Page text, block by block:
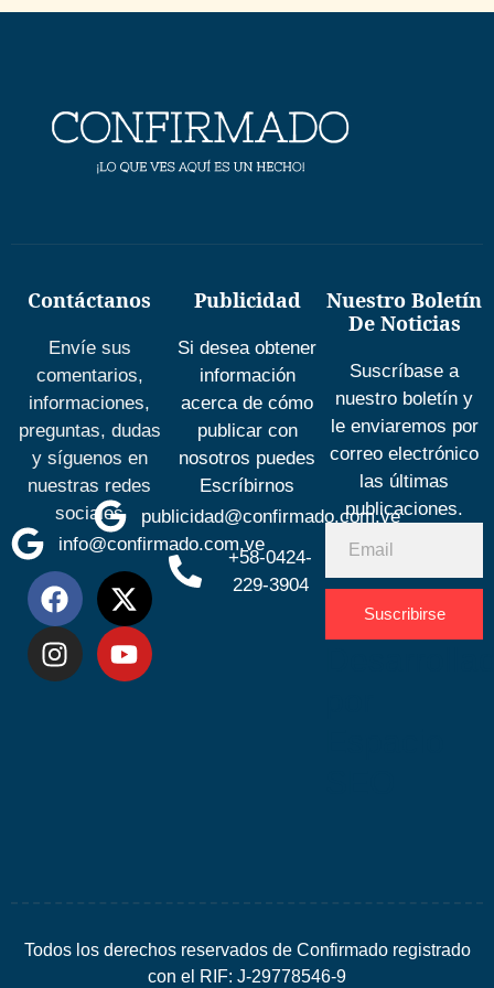
Contáctanos
Envíe sus
comentarios,
informaciones,
preguntas, dudas
y síguenos en
nuestras redes
sociales
info@confirmado.com.ve
Publicidad
Si desea obtener
información
acerca de cómo
publicar con
nosotros puedes
Escríbirnos
publicidad@confirmado.com.ve
+58-0424-
229-3904
Nuestro Boletín
De Noticias
Suscríbase a
nuestro boletín y
le enviaremos por
correo electrónico
las últimas
publicaciones.
Suscribirse
Todos los derechos reservados de Confirmado registrado
con el RIF: J-29778546-9